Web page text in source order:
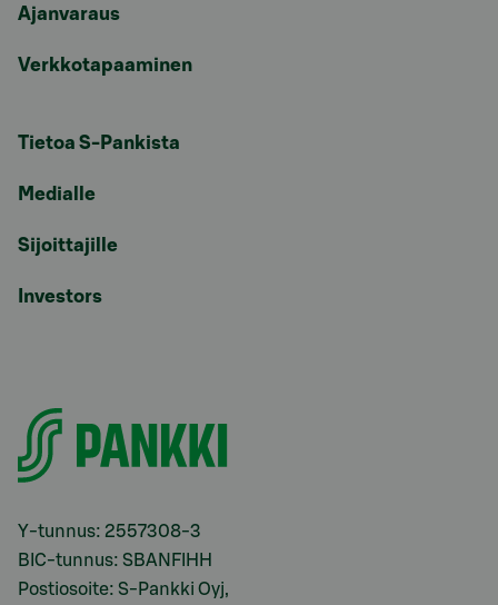
Ajanvaraus
Verkkotapaaminen
Tietoa S-Pankista
Medialle
Sijoittajille
Investors
Y-tunnus: 2557308-3
BIC-tunnus: SBANFIHH
Postiosoite: S-Pankki Oyj,